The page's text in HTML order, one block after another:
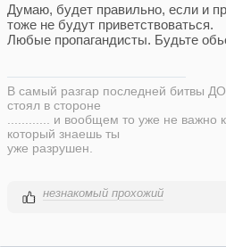
Думаю, будет правильно, если и
тоже не будут приветствоваться.
Любые пропагандисты. Будьте
В самый разгар последней битвы
стоял в стороне
............ и вообщем то уже не важно
который знаешь ты
уже разрушен.
незнакомый прохожий